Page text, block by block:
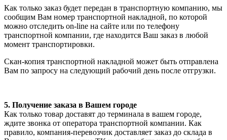
Как только заказ будет передан в транспортную компанию, мы
сообщим Вам номер транспортной накладной, по которой
можно отследить on-line на сайте или по телефону
транспортной компании, где находится Ваш заказ в любой
момент транспортировки.
Скан-копия транспортной накладной может быть отправлена
Вам по запросу на следующий рабочий день после отгрузки.
5. Получение заказа в Вашем городе
Как только товар доставят до терминала в вашем городе,
ждите звонка от оператора транспортной компании. Как
правило, компания-перевозчик доставляет заказ до склада в